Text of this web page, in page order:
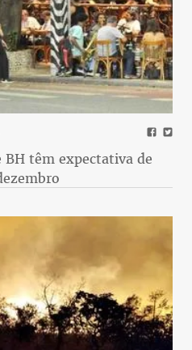
BH têm expectativa de